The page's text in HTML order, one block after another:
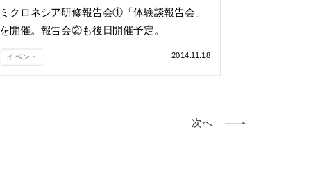
ミクロネシア研修報告会①「体験談報告会」
を開催。報告会②も後日開催予定。
イベント 2014.11.18
次へ